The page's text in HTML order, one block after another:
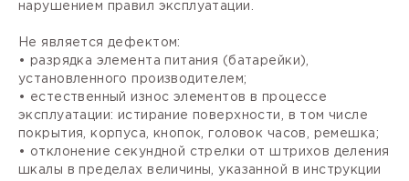
нарушением правил эксплуатации.
Не является дефектом:
• разрядка элемента питания (батарейки),
установленного производителем;
• естественный износ элементов в процессе
эксплуатации: истирание поверхности, в том числе
покрытия, корпуса, кнопок, головок часов, ремешка;
• отклонение секундной стрелки от штрихов деления
шкалы в пределах величины, указанной в инструкции